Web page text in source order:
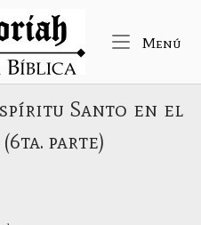
Menú
Santo en el
parte)